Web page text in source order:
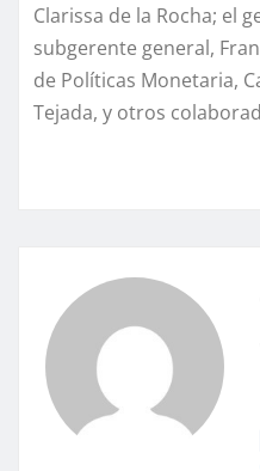
Clarissa de la Rocha; el
subgerente general,
de Políticas Monetaria,
Tejada, y otros